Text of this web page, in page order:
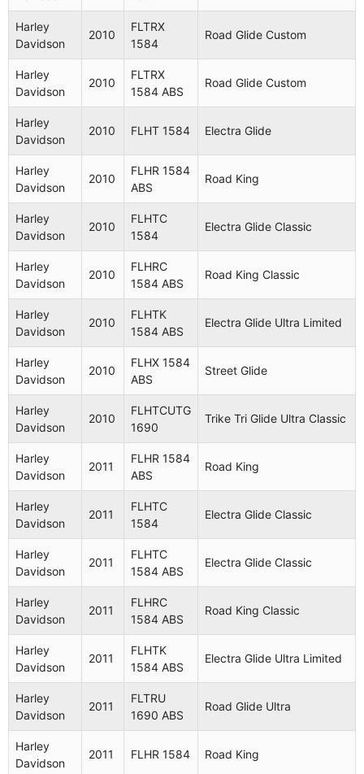
Aplicaciones (97 modelos
compatibles)
Fabricante Año Modelo Nombre
Harley
Davidson
2008
Harley
Davidson
2008
FLHR 1584
Harley
Davidson
2008
FLHRC
1584
Road King
Classic
Harley
Davidson
2008
FLHRC
1584 ABS
Road King
Classic
Harley
Davidson
2008 FLHT 1584
Electra
Davidson
2008
1584 ABS
Electra
Glide Ultra
Harley
Davidson
2008 FLHX 1584 Street Glide
Harley
Davidson
2008 FLTR 1584 Road Glide
Harley
Davidson
2008
FLHX 1584
ABS
Street Glide
Harley
2008
FLHTC
Electra
Classic
Harley
Electra
Harley
Davidson
2010
FLTRX
1584
Road Glide Custom
Harley
Davidson
2010
FLTRX
1584 ABS
Road Glide Custom
Harley
Davidson
2010 FLHT 1584 Electra Glide
Harley
Davidson
2010
FLHR 1584
ABS
Road King
Harley
Davidson
2010
FLHTC
1584
Electra Glide Classic
Harley
Davidson
2010
FLHRC
1584 ABS
Road King Classic
Harley
Davidson
2010
FLHTK
1584 ABS
Electra Glide Ultra Limited
Harley
Davidson
2010
FLHX 1584
ABS
Street Glide
Harley
Davidson
2010
FLHTCUTG
1690
Trike Tri Glide Ultra Classic
Harley
Davidson
2011
FLHR 1584
ABS
Road King
Harley
Davidson
2011
FLHTC
1584
Electra Glide Classic
Harley
Davidson
2011
FLHTC
1584 ABS
Electra Glide Classic
Harley
Davidson
2011
FLHRC
1584 ABS
Road King Classic
Harley
Davidson
2011
FLHTK
1584 ABS
Electra Glide Ultra Limited
Harley
Davidson
2011
FLTRU
1690 ABS
Road Glide Ultra
Harley
Davidson
2011 FLHR 1584 Road King